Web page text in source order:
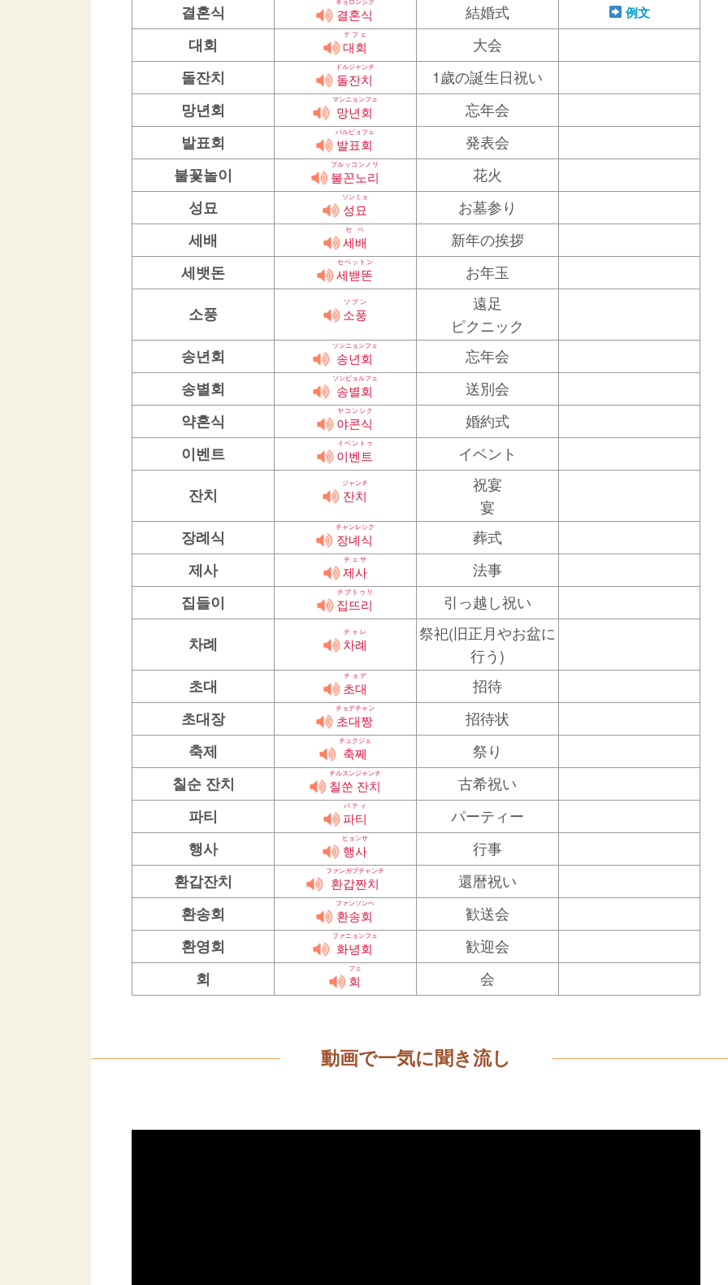
결혼식 결혼식 結婚式 例文
대회 대회
テフェ
大会
돌잔치
돌잔치
ドルジャンチ
1歲の誕生日祝い
망년회
망년회
マンニョンフェ
忘年会
발표회
발표회
バルピョフェ
発表会
불꽃놀이
불꼰노리
ブルッコンノリ
花火
성묘
성묘
ソンミョ
お墓参り
세배
세배
セベ
新年の挨拶
세뱃돈
세밷똔
セベットン
お年玉
소풍
소풍
ソプン
遠足
ピクニック
송년회
송년회
ソンニョンフェ
忘年会
송별회
송별회
ソンビョルフェ
送別会
약혼식
야콘식
ヤコンシク
婚約式
이벤트
이벤트
イベントゥ
イベント
잔치
잔치
ジャンチ
祝宴
宴
장례식
장녜식
チャンレシク
葬式
제사
제사
チェサ
法事
집들이
집뜨리
チプトゥリ
引っ越し祝い
차례
차례
チャレ
祭祀(旧正月やお盆に
行う)
초대
초대
チョデ
招待
초대장
초대짱
チョデチャン
招待状
축제
축쩨
チュクジェ
祭り
칠순 잔치
칠쑨 잔치
チルスンジャンチ
古希祝い
파티
파티
パティ
パーティー
행사
행사
ヒョンサ
行事
환갑잔치
환갑짠치
ファンガプチャンチ
還暦祝い
환송회
환송회
ファンソンヘ
歓送会
환영회
화녕회
ファニョンフェ
歓迎会
회
회
フェ 会
動画で一気に聞き流し